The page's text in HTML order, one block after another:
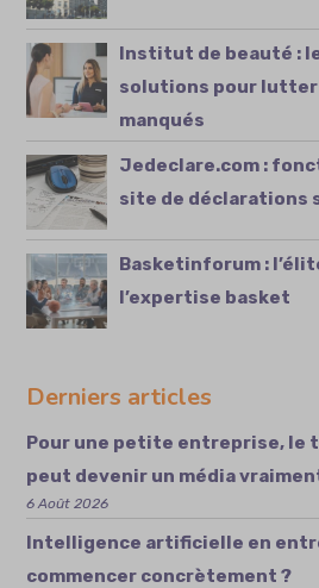
Institut de beauté :
solutions pour lutter
manqués
Jedeclare.com :
site de déclarations
Basketinforum :
l’expertise basket
Derniers articles
Pour une petite entreprise, le
peut devenir un média
6 Août 2026
Intelligence artificielle en
commencer concrètement ?